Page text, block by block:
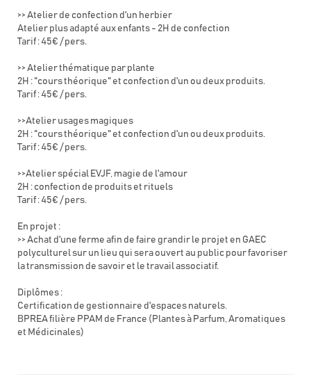
>> Atelier de confection d'un herbier
Atelier plus adapté aux enfants - 2H de confection
Tarif : 45€ / pers.
>> Atelier thématique par plante
2H : "cours théorique" et confection d'un ou deux produits.
Tarif : 45€ / pers.
>>Atelier usages magiques
2H : "cours théorique" et confection d'un ou deux produits.
Tarif : 45€ / pers.
>>Atelier spécial EVJF, magie de l'amour
2H : confection de produits et rituels
Tarif : 45€ / pers.
En projet :
>> Achat d'une ferme afin de faire grandir le projet en GAEC
polyculturel sur un lieu qui sera ouvert au public pour favoriser
la transmission de savoir et le travail associatif.
Diplômes :
Certification de gestionnaire d'espaces naturels.
BPREA filière PPAM de France (Plantes à Parfum, Aromatiques
et Médicinales)